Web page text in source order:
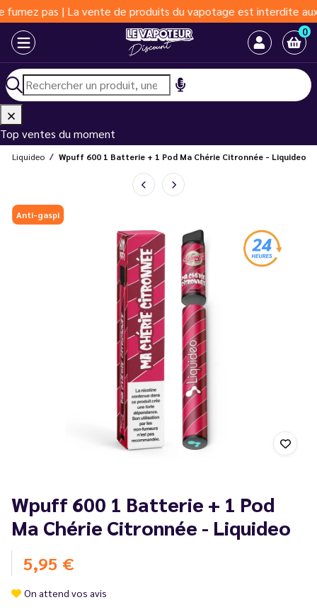
pas | La vente de produits du vapotage est interdite aux
0
Top ventes du moment
Liquideo Wpuff 600 1 Batterie + 1 Pod Ma Chérie Citronnée - Liquideo
Anti-gaspi
Wpuff 600 1 Batterie + 1 Pod
Ma Chérie Citronnée - Liquideo
5,95 €
On attend vos avis